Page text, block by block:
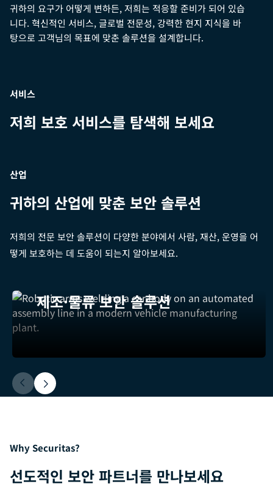
귀하의 요구가 어떻게 변하든, 저희는 적응할 준비가 되어 있습
니다. 혁신적인 서비스, 글로벌 전문성, 강력한 현지 지식을 바
탕으로 고객님의 목표에 맞춘 솔루션을 설계합니다.
서비스
저희 보호 서비스를 탐색해 보세요
산업
귀하의 산업에 맞춘 보안 솔루션
저희의 전문 보안 솔루션이 다양한 분야에서 사람, 재산, 운영을 어
떻게 보호하는 데 도움이 되는지 알아보세요.
제조·물류 보안 솔루션
Why Securitas?
선도적인 보안 파트너를 만나보세요